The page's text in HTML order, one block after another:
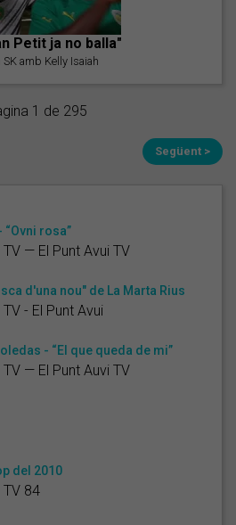
Petit ja no balla"
SK amb Kelly Isaiah
1 de 295
Següent >
“Ovni rosa”
— El Punt Avui TV
d'una nou" de La Marta Rius
- El Punt Avui
- “El que queda de mi”
— El Punt Auvi TV
del 2010
84